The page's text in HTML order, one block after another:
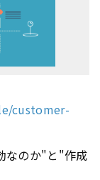
customer-
なのか"と"作成